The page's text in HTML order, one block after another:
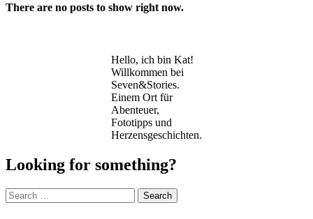
There are no posts to show right now.
Hello, ich bin Kat!
Willkommen bei
Seven&Stories.
Einem Ort für
Abenteuer,
Fototipps und
Herzensgeschichten.
Looking for something?
Search